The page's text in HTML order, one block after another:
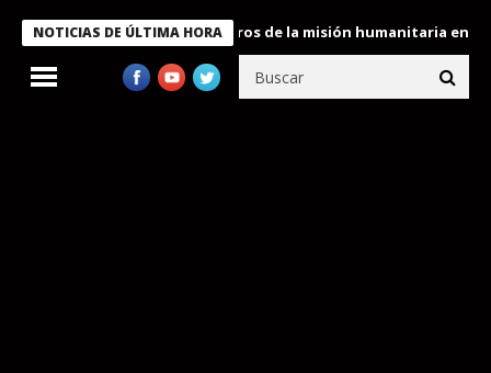
NOTICIAS DE ÚLTIMA HORA
Bukele condecora a miembros de la misión humanitaria enviada a